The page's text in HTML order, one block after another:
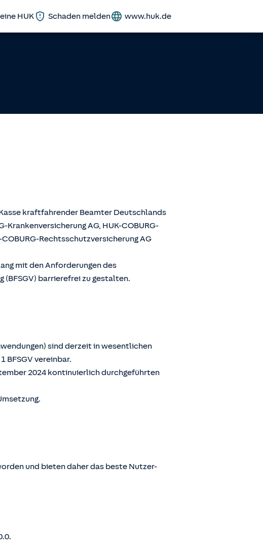
HUK Schaden melden www.huk.de
kraftfahrender Beamter Deutschlands
Krankenversicherung AG, HUK-COBURG-
Rechtsschutzversicherung AG
mit den Anforderungen des
barrierefrei zu gestalten.
sind derzeit in wesentlichen
BFSGV vereinbar.
2024 kontinuierlich durchgeführten
und bieten daher das beste Nutzer-